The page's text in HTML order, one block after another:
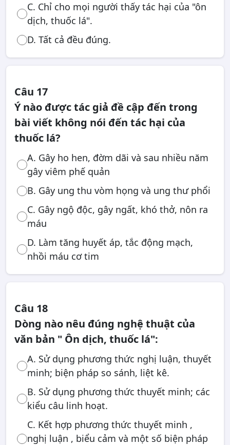
C. Chỉ cho mọi người thấy tác hại của "ôn
dịch, thuốc lá".
D. Tất cả đều đúng.
Câu 17
Ý nào được tác giả đề cập đến trong
bài viết không nói đến tác hại của
thuốc lá?
A. Gây ho hen, đờm dãi và sau nhiều năm
gây viêm phế quản
B. Gây ung thu vòm họng và ung thư phổi
C. Gây ngộ độc, gây ngất, khó thở, nôn ra
máu
D. Làm tăng huyết áp, tắc động mạch,
nhồi máu cơ tim
Câu 18
Dòng nào nêu đúng nghệ thuật của
văn bản " Ôn dịch, thuốc lá":
A. Sử dụng phương thức nghị luận, thuyết
minh; biện pháp so sánh, liệt kê.
B. Sử dụng phương thức thuyết minh; các
kiểu câu linh hoạt.
C. Kết hợp phương thức thuyết minh ,
nghị luận , biểu cảm và một số biện pháp